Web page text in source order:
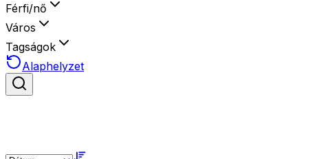
Férfi/nő
Város
Tagságok
Alaphelyzet